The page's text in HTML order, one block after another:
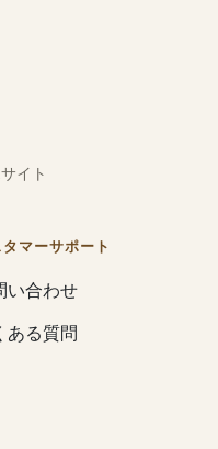
イト
タマーサポート
い合わせ
ある質問